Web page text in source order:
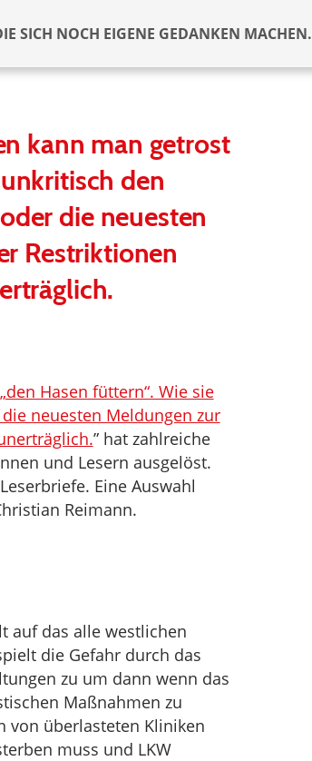
SICH NOCH EIGENE GEDANKEN MACHEN.
kann man getrost
den
die neuesten
Restriktionen
Hasen füttern“. Wie sie
neuesten Meldungen zur
” hat zahlreiche
und Lesern ausgelöst.
Eine Auswahl
Reimann.
auf das alle westlichen
die Gefahr durch das
zu um dann wenn das
Maßnahmen zu
von überlasteten Kliniken
muss und LKW